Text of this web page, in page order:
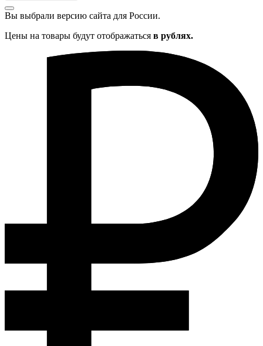
Вы выбрали версию сайта для России.
Цены на товары будут отображаться в рублях.